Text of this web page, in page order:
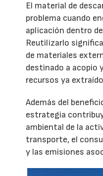
El material de
problema cuando
aplicación dentro
Reutilizarlo
de materiales
destinado a acopio
recursos ya
Además del
estrategia
ambiental de la
transporte, el
y las emisiones